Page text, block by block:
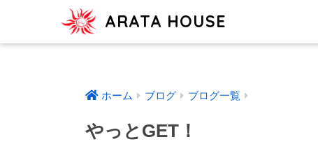
ARATA HOUSE
ホーム ブログ ブログ一覧
やっとGET！